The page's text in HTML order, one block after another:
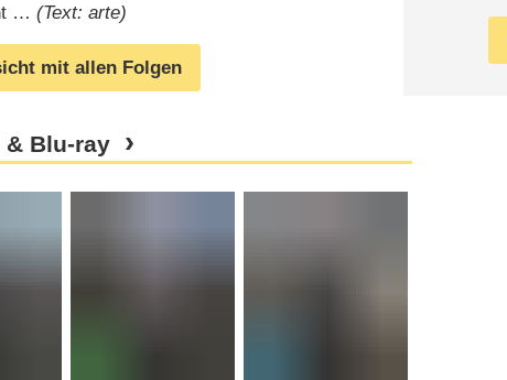
…(Text: arte)
mit allen Folgen
& Blu-ray